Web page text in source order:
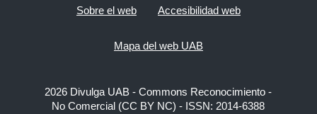
Sobre el web Accesibilidad web
Mapa del web UAB
2026 Divulga UAB - Commons Reconocimiento -
No Comercial (CC BY NC) - ISSN: 2014-6388